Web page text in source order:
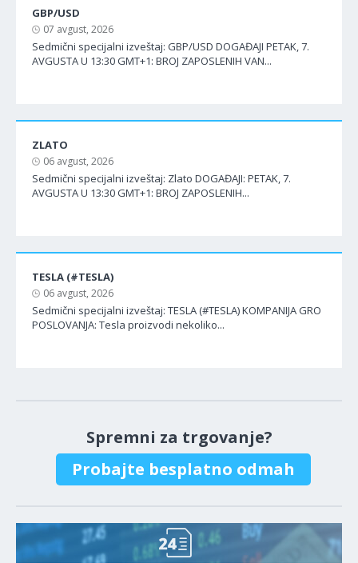
GBP/USD
07 avgust, 2026
Sedmični specijalni izveštaj: GBP/USD DOGAĐAJI PETAK, 7.
AVGUSTA U 13:30 GMT+1: BROJ ZAPOSLENIH VAN...
ZLATO
06 avgust, 2026
Sedmični specijalni izveštaj: Zlato DOGAĐAJI: PETAK, 7.
AVGUSTA U 13:30 GMT+1: BROJ ZAPOSLENIH...
TESLA (#TESLA)
06 avgust, 2026
Sedmični specijalni izveštaj: TESLA (#TESLA) KOMPANIJA GRO
POSLOVANJA: Tesla proizvodi nekoliko...
Spremni za trgovanje?
Probajte besplatno odmah